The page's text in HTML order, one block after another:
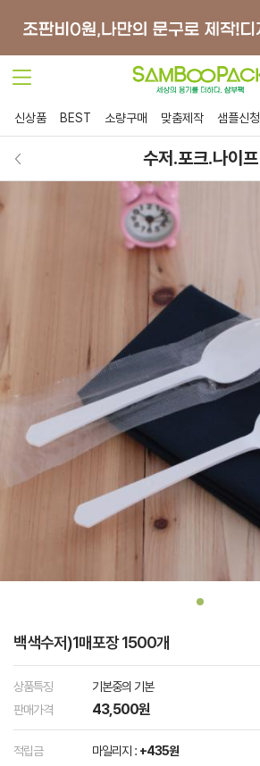
신상품 BEST 소량구매 맞춤제작 샘플신청
수저.포크.나이프
백색수저)1매포장 1500개
상품특징
기본중의 기본
판매가격
43,500원
적립금 마일리지 : +435원